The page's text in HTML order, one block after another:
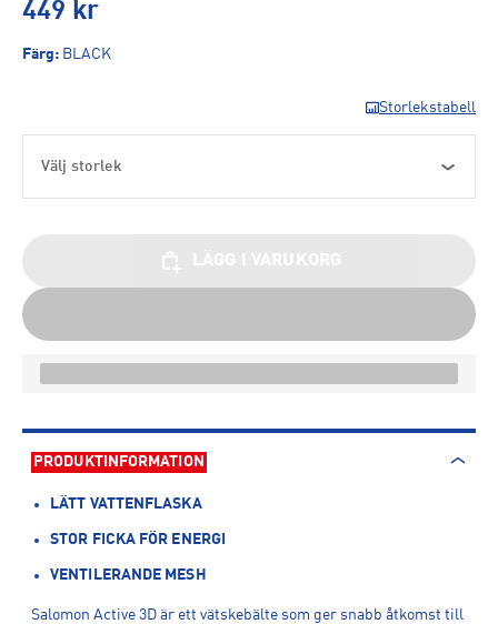
449 kr
Färg: BLACK
Storlekstabell
Välj storlek
PRODUKTINFORMATION
LÄTT VATTENFLASKA
STOR FICKA FÖR ENERGI
VENTILERANDE MESH
Salomon Active 3D är ett vätskebälte som ger snabb åtkomst till